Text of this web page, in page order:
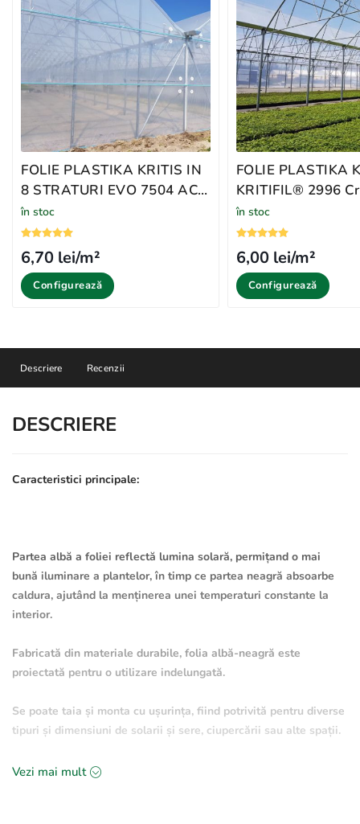
FOLIE PLASTIKA KRITIS IN
8 STRATURI EVO 7504 AC,
CRYSTAL CLEAR
în stoc
6,70 lei/m²
Configurează
FOLIE PLASTIKA
KRITIFIL®️ 2996
Clear
în stoc
6,00 lei/m²
Configurează
Descriere Recenzii
DESCRIERE
Caracteristici principale:
Partea albă a foliei reflectă lumina solară, permițand o mai
bună iluminare a plantelor, în timp ce partea neagră absoarbe
caldura, ajutând la menținerea unei temperaturi constante la
interior.
Fabricată din materiale durabile, folia albă-neagră este
proiectată pentru o utilizare indelungată.
Se poate taia și monta cu ușurința, fiind potrivită pentru diverse
tipuri și dimensiuni de solarii și sere, ciupercării sau alte spații.
Vezi mai mult